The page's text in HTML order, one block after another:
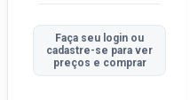
Faça seu login ou
cadastre-se para ver
preços e comprar